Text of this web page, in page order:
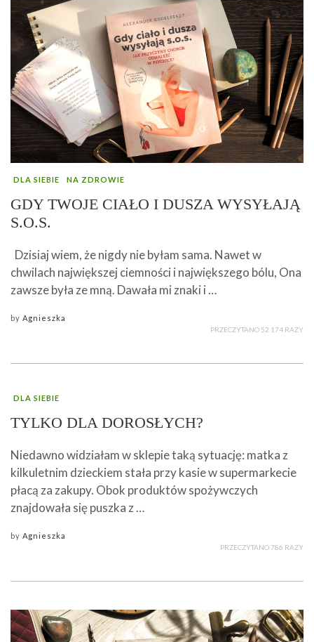
DLA SIEBIE NA ZDROWIE
GDY TWOJE CIAŁO I DUSZA WYSYŁAJĄ
S.O.S.
Dzisiaj wiem, że nigdy nie byłam sama. Nawet w
chwilach największej ciemności i największego bólu, Ona
zawsze była ze mną. Dawała mi znaki i …
by Agnieszka
PRZECZYTANO 52 174 RAZY
DLA SIEBIE
TYLKO DLA DOROSŁYCH?
Niedawno widziałam w sklepie taką sytuację: matka z
kilkuletnim dzieckiem stała przy kasie w supermarkecie
płacą za zakupy. Obok produktów spożywczych
znajdowała się puszka z …
by Agnieszka
PRZECZYTANO 786 RAZY